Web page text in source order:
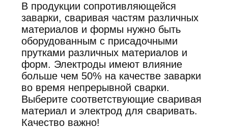
КАРТА
САЙТА
ПОЛИТИКА
УЕДИНЕНИЯ
В продукции сопротивляющейся
заварки, сваривая частям различных
материалов и формы нужно быть
оборудованным с присадочными
прутками различных материалов и
форм. Электроды имеют влияние
больше чем 50% на качестве заварки
во время непрерывной сварки.
Выберите соответствующие сваривая
материал и электрод для сваривать.
Качество важно!